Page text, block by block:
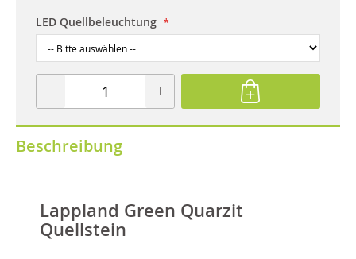
LED Quellbeleuchtung
Beschreibung
Lappland Green Quarzit
Quellstein